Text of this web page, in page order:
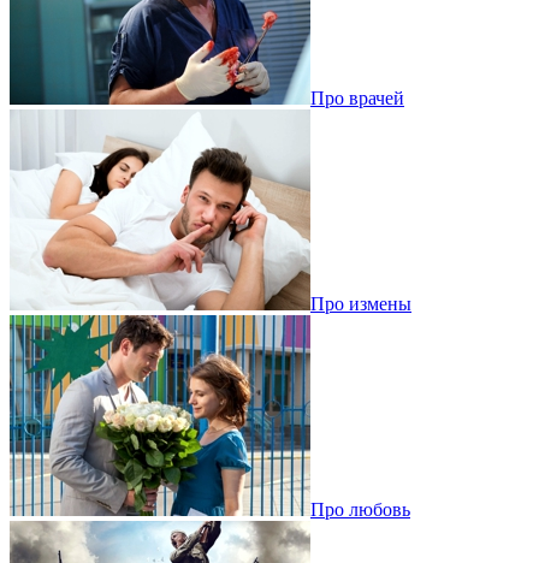
Про врачей
Про измены
Про любовь